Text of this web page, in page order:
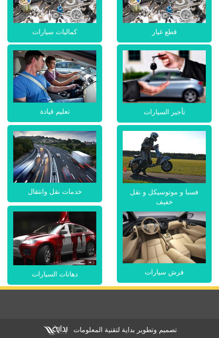
قطع غيار كماليات سيارات
تأجير السيارات تعليم قيادة
فسبا و موتوسيكل و نقل
خفيف
خدمات نقل وانتقال
فرش سيارات دهانات السيارات
تصميم وتطوير بداية لتقنية المعلومات